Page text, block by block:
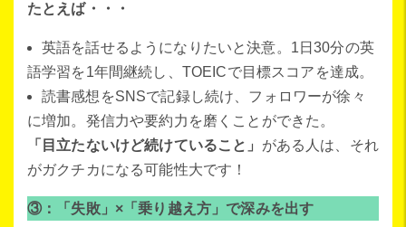
たとえば・・・
英語を話せるようになりたいと決意。1日30分の英
語学習を1年間継続し、TOEICで目標スコアを達成。
読書感想をSNSで記録し続け、フォロワーが徐々
に増加。発信力や要約力を磨くことができた。
「目立たないけど続けていること」 がある人は、それ
がガクチカになる可能性大です！
③：「失敗」×「乗り越え方」で深みを出す